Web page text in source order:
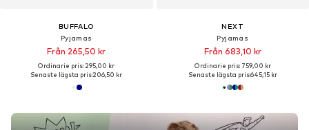
BUFFALO
Pyjamas
Från 265,50 kr
Ordinarie pris: 295,00 kr
Senaste lägsta pris:206,50 kr
NEXT
Pyjamas
Från 683,10 kr
Ordinarie pris: 759,00 kr
Senaste lägsta pris:645,15 kr